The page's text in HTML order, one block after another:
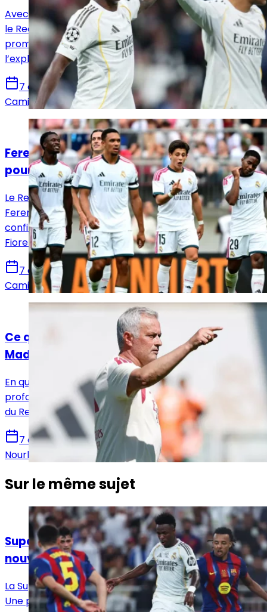
Avec Vinicius Jr, Mbappé et désormais Yan Diomandé,
le Real Madrid dispose d’un trio offensif très
prometteur. Reste à voir comment José Mourinho
l’exploitera.
7 août 2026
Camille Santos
Actualités
Ferencváros – Real Madrid : la Casa Blanca
poursuit sa préparation à Budapest
Le Real Madrid poursuit sa préparation estivale face à
Ferencváros en Hongrie. Les Merengue veulent
confirmer leurs progrès après leur match nul contre la
Fiorentina.
7 août 2026
Camille Santos
Actualités
Ce que Mourinho a déjà changé au Real
Madrid
En quelques semaines, José Mourinho aurait déjà
profondément transformé l’atmosphère du vestiaire
du Real Madrid et imposé une nouvelle dynamique.
7 août 2026
Nourhane Haroui
Sur le même sujet
Actualités
Supercoupe d’Espagne 2027 : Istanbul, la
nouvelle destination envisagée par la RFEF
La Supercoupe d’Espagne 2027 se disputera à Istanbul.
Une première pour la compétition, qui quittera